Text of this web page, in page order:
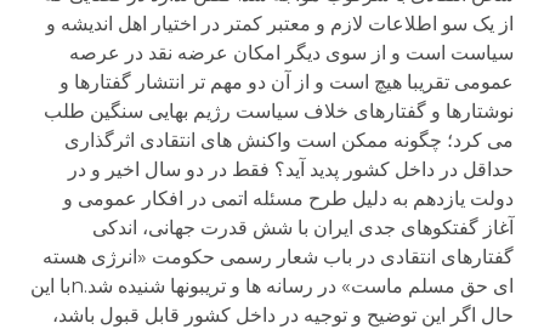
از یک سو اطلاعات لازم و معتبر کمتر در اختیار اهل اندیشه و
سیاست است و از سوی دیگر امکان عرضه نقد در عرصه
عمومی تقریبا هیچ است و از آن دو مهم تر انتشار گفتارها و
نوشتارها و گفتارهای خلاف سیاست رژیم بهایی سنگین طلب
می کرد؛ چگونه ممکن است واکنش های انتقادی اثرگذاری
حداقل در داخل کشور پدید آید؟ فقط در دو سال اخیر و در
دولت یازدهم به دلیل طرح مسئله اتمی در افکار عمومی و
آغاز گفتکوهای جدی ایران با شش قدرت جهانی، اندکی
گفتارهای انتقادی در باب شعار رسمی حکومت «انرژی هسته
ای حق مسلم ماست» در رسانه ها و تریبونها شنیده شد.nبا این
حال اگر این توضیح و توجیه در داخل کشور قابل قبول باشد،